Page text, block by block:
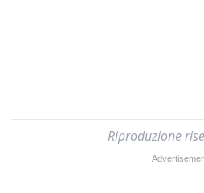
Riproduzione